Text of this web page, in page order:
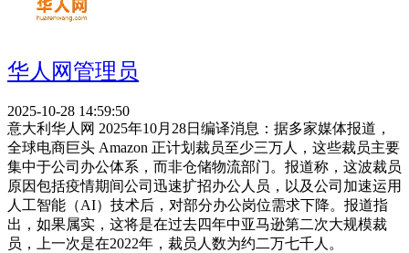
华人网管理员
2025-10-28 14:59:50
意大利华人网 2025年10月28日编译消息：据多家媒体报道，
全球电商巨头 Amazon 正计划裁员至少三万人，这些裁员主要
集中于公司办公体系，而非仓储物流部门。报道称，这波裁员
原因包括疫情期间公司迅速扩招办公人员，以及公司加速运用
人工智能（AI）技术后，对部分办公岗位需求下降。报道指
出，如果属实，这将是在过去四年中亚马逊第二次大规模裁
员，上一次是在2022年，裁员人数为约二万七千人。